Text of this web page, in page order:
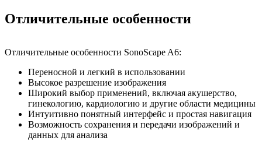
Отличительные особенности
Отличительные особенности SonoScape A6:
Переносной и легкий в использовании
Высокое разрешение изображения
Широкий выбор применений, включая акушерство,
гинекологию, кардиологию и другие области медицины
Интуитивно понятный интерфейс и простая навигация
Возможность сохранения и передачи изображений и
данных для анализа